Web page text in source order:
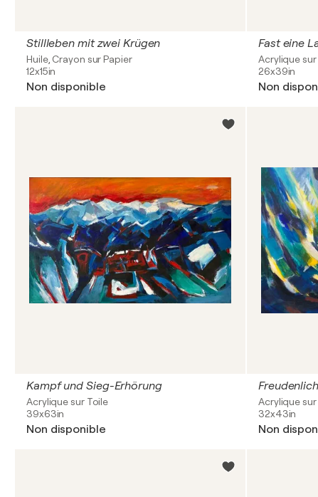
Stillleben mit zwei Krügen
Huile, Crayon sur Papier
12x15in
Non disponible
Fast eine
Acrylique sur
26x39in
Non
Kampf und Sieg-Erhörung
Acrylique sur Toile
39x63in
Non disponible
Acrylique
32x43in
Non